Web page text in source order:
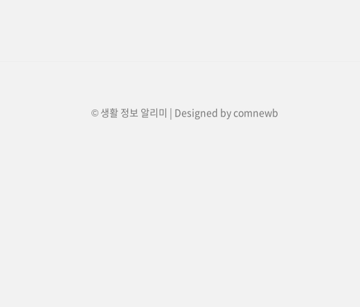
© 생활 정보 알리미 | Designed bycomnewb